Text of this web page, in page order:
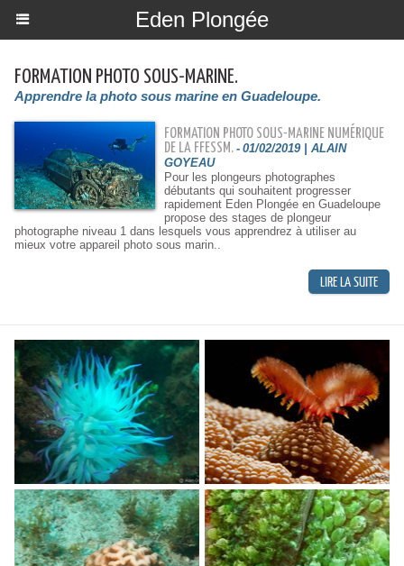
Eden Plongée
FORMATION PHOTO SOUS-MARINE.
Apprendre la photo sous marine en Guadeloupe.
FORMATION PHOTO SOUS-MARINE NUMÉRIQUE
DE LA FFESSM. - 01/02/2019 | ALAIN
GOYEAU
Pour les plongeurs photographes
débutants qui souhaitent progresser
rapidement Eden Plongée en Guadeloupe
propose des stages de plongeur
photographe niveau 1 dans lesquels vous apprendrez à utiliser au
mieux votre appareil photo sous marin..